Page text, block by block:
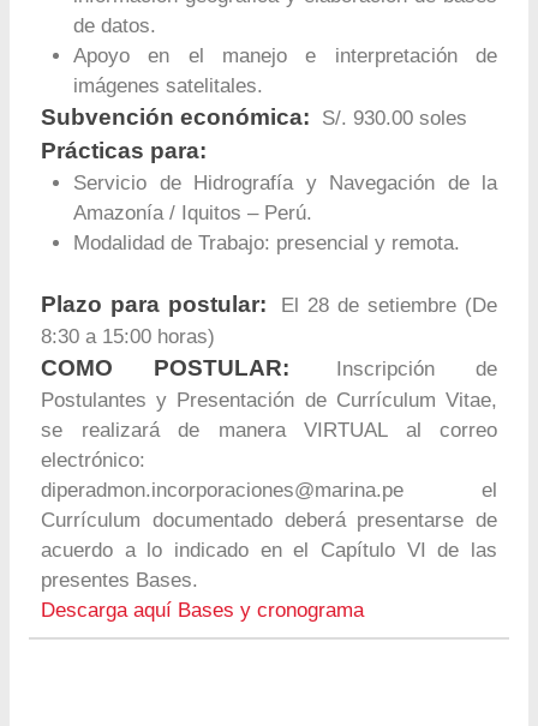
de datos.
Apoyo en el manejo e interpretación de
imágenes satelitales.
Subvención económica: S/. 930.00 soles
Prácticas para:
Servicio de Hidrografía y Navegación de la
Amazonía / Iquitos – Perú.
Modalidad de Trabajo: presencial y remota.
Plazo para postular:
El 28 de setiembre (De
8:30 a 15:00 horas)
COMO POSTULAR:
Inscripción de
Postulantes y Presentación de Currículum Vitae,
se realizará de manera VIRTUAL al correo
electrónico:
diperadmon.incorporaciones@marina.pe el
Currículum documentado deberá presentarse de
acuerdo a lo indicado en el Capítulo VI de las
presentes Bases.
Descarga aquí Bases y cronograma